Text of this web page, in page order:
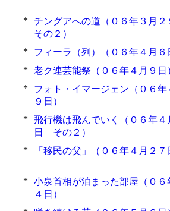
*
チングアへの道（０６年３月
その２）
*
フィーラ（列）（０６年４月６
*
老ク連芸能祭（０６年４月９日
*
フォト・イマージェン（０６年
９日）
*
飛行機は飛んでいく（０６年４
日 その２）
*
「移民の父」（０６年４月２７
*
小泉首相が泊まった部屋（０６
４日）